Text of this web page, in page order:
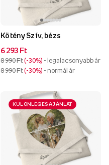
Kötény Szív, bézs
6 293 Ft
8 990 Ft -30% - legalacsonyabb ár
8 990 Ft -30% - normál ár
KÜLÖNLEGES AJÁNLAT